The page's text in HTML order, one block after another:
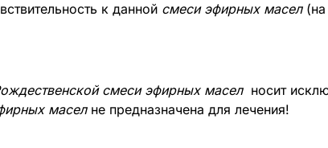
к данной смеси эфирных масел(на
смеси эфирных маселносит
маселне предназначена для лечения!